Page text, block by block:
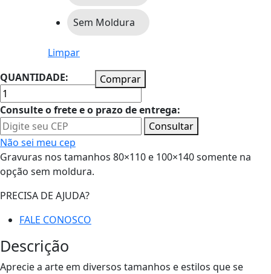
Sem Moldura
Limpar
QUANTIDADE:
Comprar
Consulte o frete e o prazo de entrega:
Consultar
Não sei meu cep
Gravuras nos tamanhos 80×110 e 100×140 somente na
opção sem moldura.
PRECISA DE AJUDA?
FALE CONOSCO
Descrição
Aprecie a arte em diversos tamanhos e estilos que se